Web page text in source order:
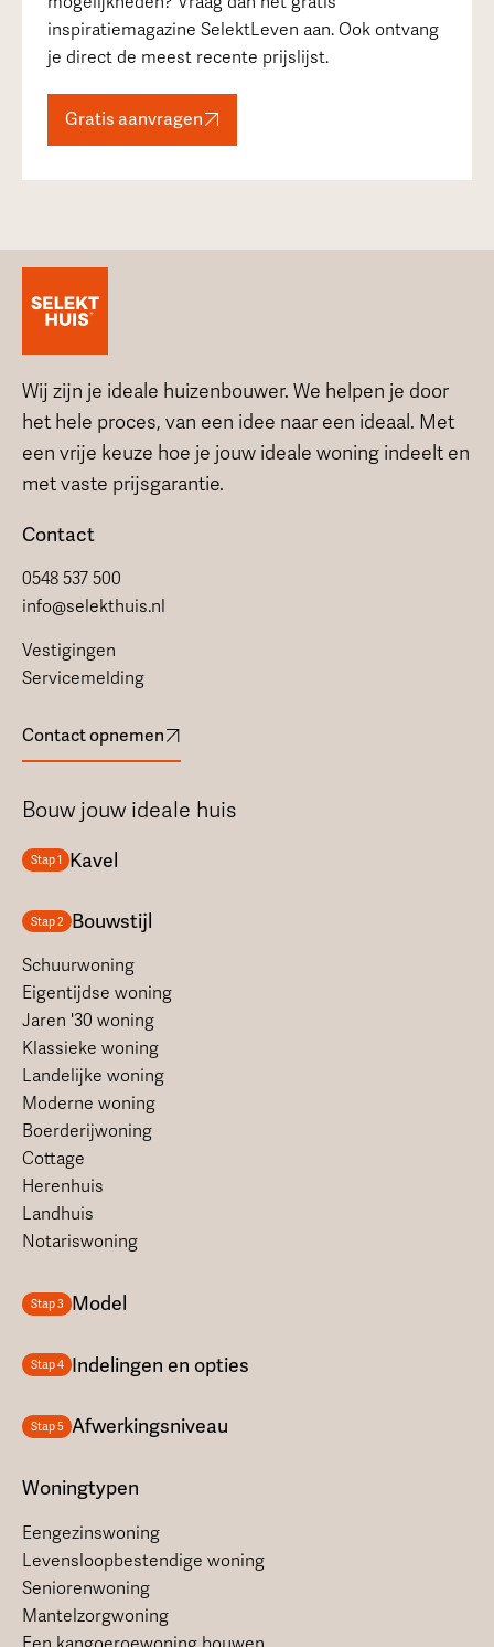
inspiratiemagazine SelektLeven aan. Ook ontvang
je direct de meest recente prijslijst.
Gratis aanvragen
Wij zijn je ideale huizenbouwer. We helpen je door
het hele proces, van een idee naar een ideaal. Met
een vrije keuze hoe je jouw ideale woning indeelt en
met vaste prijsgarantie.
Contact
0548 537 500
info@selekthuis.nl
Vestigingen
Servicemelding
Contact opnemen
Bouw jouw ideale huis
Stap 1 Kavel
Stap 2 Bouwstijl
Schuurwoning
Eigentijdse woning
Jaren '30 woning
Klassieke woning
Landelijke woning
Moderne woning
Boerderijwoning
Cottage
Herenhuis
Landhuis
Notariswoning
Stap 3 Model
Stap 4 Indelingen en opties
Stap 5 Afwerkingsniveau
Woningtypen
Eengezinswoning
Levensloopbestendige woning
Seniorenwoning
Mantelzorgwoning